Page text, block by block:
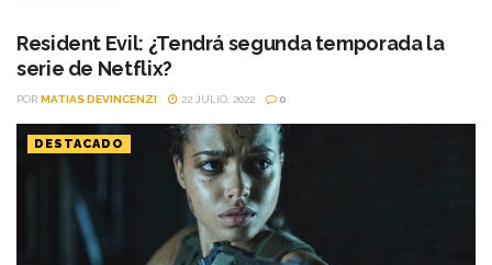
parte del público de los últimos...
Resident Evil: ¿Tendrá segunda temporada la
serie de Netflix?
POR MATIAS DEVINCENZI 22 JULIO, 2022 0
DESTACADO